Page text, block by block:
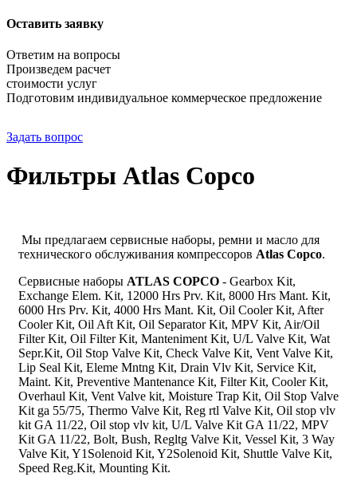
Оставить заявку
Ответим на вопросы
Произведем расчет
стоимости услуг
Подготовим индивидуальное коммерческое предложение
Задать вопрос
Фильтры Atlas Copco
Мы предлагаем сервисные наборы, ремни и масло для
технического обслуживания компрессоров Atlas Copco.
Cервисные наборы ATLAS COPCO - Gearbox Kit,
Exchange Elem. Kit, 12000 Hrs Prv. Kit, 8000 Hrs Mant. Kit,
6000 Hrs Prv. Kit, 4000 Hrs Mant. Kit, Oil Cooler Kit, After
Cooler Kit, Oil Aft Kit, Oil Separator Kit, MPV Kit, Air/Oil
Filter Kit, Oil Filter Kit, Manteniment Kit, U/L Valve Kit, Wat
Sepr.Kit, Oil Stop Valve Kit, Check Valve Kit, Vent Valve Kit,
Lip Seal Kit, Eleme Mntng Kit, Drain Vlv Kit, Service Kit,
Maint. Kit, Preventive Mantenance Kit, Filter Kit, Cooler Kit,
Overhaul Kit, Vent Valve kit, Moisture Trap Kit, Oil Stop Valve
Kit ga 55/75, Thermo Valve Kit, Reg rtl Valve Kit, Oil stop vlv
kit GA 11/22, Oil stop vlv kit, U/L Valve Kit GA 11/22, MPV
Kit GA 11/22, Bolt, Bush, Regltg Valve Kit, Vessel Kit, 3 Way
Valve Kit, Y1Solenoid Kit, Y2Solenoid Kit, Shuttle Valve Kit,
Speed Reg.Kit, Mounting Kit.